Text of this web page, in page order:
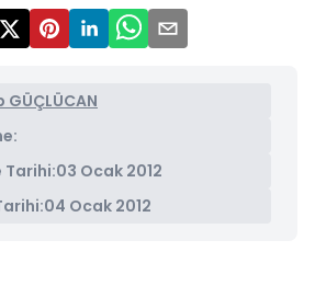
GÜÇLÜCAN
Tarihi:03 Ocak 2012
04 Ocak 2012